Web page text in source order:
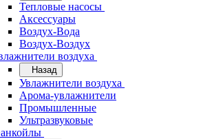
Тепловые насосы
Аксессуары
Воздух-Вода
Воздух-Воздух
воздуха
Назад
Увлажнители воздуха
Арома-увлажнители
Промышленные
Ультразвуковые